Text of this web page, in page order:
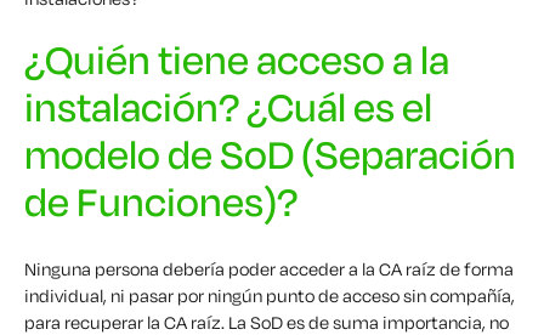
¿Quién tiene acceso a la
instalación? ¿Cuál es el
modelo de SoD (Separación
de Funciones)?
Ninguna persona debería poder acceder a la CA raíz de forma
individual, ni pasar por ningún punto de acceso sin compañía,
para recuperar la CA raíz. La SoD es de suma importancia, no